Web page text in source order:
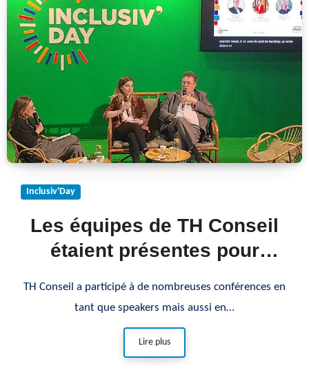
Inclusiv'Day
Les équipes de TH Conseil
étaient présentes pour
l’inclusion : l’Inclusiv’Day !
TH Conseil a participé à de nombreuses conférences en
tant que speakers mais aussi en…
Lire plus